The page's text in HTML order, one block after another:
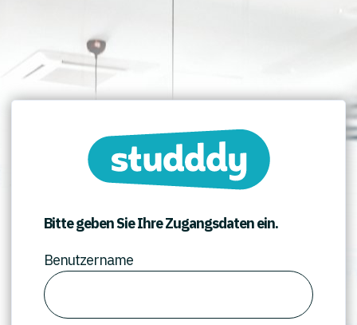
Bitte geben Sie Ihre Zugangsdaten ein.
Benutzername